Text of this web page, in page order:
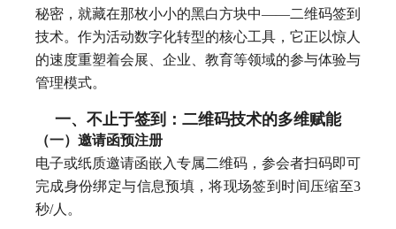
秘密，就藏在那枚小小的黑白方块中——二维码签到
技术。作为活动数字化转型的核心工具，它正以惊人
的速度重塑着会展、企业、教育等领域的参与体验与
管理模式。
一、不止于签到：二维码技术的多维赋能
（一）邀请函预注册
电子或纸质邀请函嵌入专属二维码，参会者扫码即可
完成身份绑定与信息预填，将现场签到时间压缩至3
秒/人。